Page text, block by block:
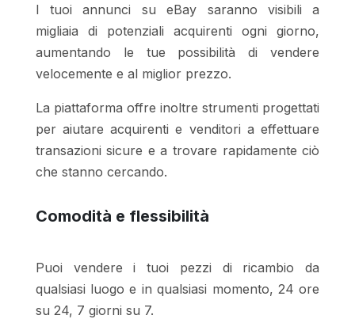
I tuoi annunci su eBay saranno visibili a
migliaia di potenziali acquirenti ogni giorno,
aumentando le tue possibilità di vendere
velocemente e al miglior prezzo.
La piattaforma offre inoltre strumenti progettati
per aiutare acquirenti e venditori a effettuare
transazioni sicure e a trovare rapidamente ciò
che stanno cercando.
Comodità e flessibilità
Puoi vendere i tuoi pezzi di ricambio da
qualsiasi luogo e in qualsiasi momento, 24 ore
su 24, 7 giorni su 7.